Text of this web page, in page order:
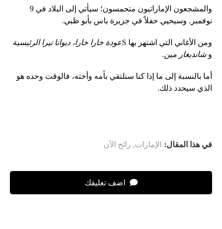
والمشجعون الإماراتيون متحمسون؛ سيأتي إلى البلاد في 9
نوفمبر. وسيحيي حفلاً في جزيرة ياس بأبو ظبي.
ومن الأغاني التي اشتهر بها S
عودة خارا خارا، ديوانا تيرا الرئيسية
وشانديغار مين.
أما بالنسبة إلى ما إذا كنا سنلتقي بأمه وأخته، فالوقت وحده هو
الذي سيحدد ذلك.
في هذا المقال: الإمارات, رائج الآن
اضف تعليقك